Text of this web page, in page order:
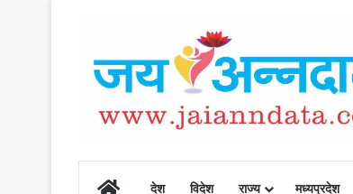
Homeदेश विदेश राज्य मध्यप्रदेश